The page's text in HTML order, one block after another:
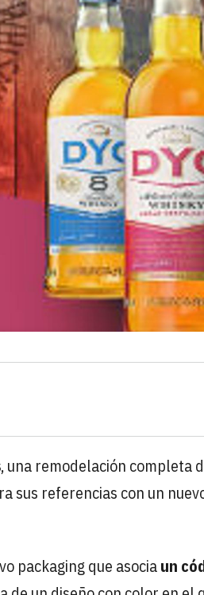
, una remodelación completa
sus referencias con un
packaging que asociaun